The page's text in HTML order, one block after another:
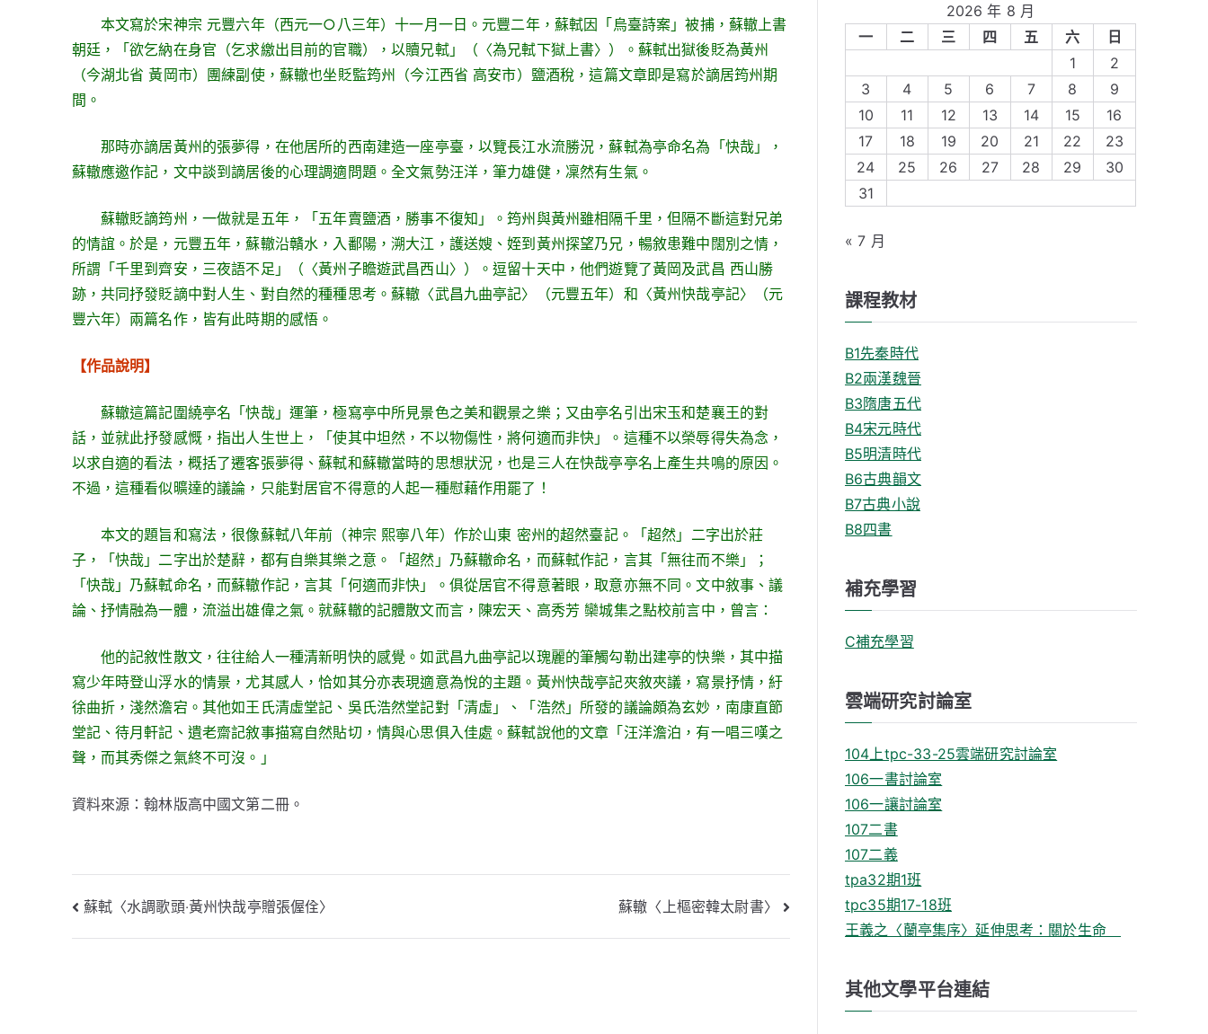
本文寫於宋神宗 元豐六年（西元一○八三年）十一月一日。元豐二年，蘇軾因「烏臺詩案」被捕，蘇轍上書
朝廷，「欲乞納在身官（乞求繳出目前的官職），以贖兄軾」（〈為兄軾下獄上書〉）。蘇軾出獄後貶為黃州
（今湖北省 黃岡市）團練副使，蘇轍也坐貶監筠州（今江西省 高安市）鹽酒稅，這篇文章即是寫於謫居筠州期
間。
那時亦謫居黃州的張夢得，在他居所的西南建造一座亭臺，以覽長江水流勝況，蘇軾為亭命名為「快哉」，
蘇轍應邀作記，文中談到謫居後的心理調適問題。全文氣勢汪洋，筆力雄健，凜然有生氣。
蘇轍貶謫筠州，一做就是五年，「五年賣鹽酒，勝事不復知」。筠州與黃州雖相隔千里，但隔不斷這對兄弟
的情誼。於是，元豐五年，蘇轍沿贛水，入鄱陽，溯大江，護送嫂、姪到黃州探望乃兄，暢敘患難中闊別之情，
所謂「千里到齊安，三夜語不足」（〈黃州子瞻遊武昌西山〉）。逗留十天中，他們遊覽了黃岡及武昌 西山勝
跡，共同抒發貶謫中對人生、對自然的種種思考。蘇轍〈武昌九曲亭記〉（元豐五年）和〈黃州快哉亭記〉（元
豐六年）兩篇名作，皆有此時期的感悟。
【作品說明】
蘇轍這篇記圍繞亭名「快哉」運筆，極寫亭中所見景色之美和觀景之樂；又由亭名引出宋玉和楚襄王的對
話，並就此抒發感慨，指出人生世上，「使其中坦然，不以物傷性，將何適而非快」。這種不以榮辱得失為念，
以求自適的看法，概括了遷客張夢得、蘇軾和蘇轍當時的思想狀況，也是三人在快哉亭亭名上產生共鳴的原因。
不過，這種看似曠達的議論，只能對居官不得意的人起一種慰藉作用罷了！
本文的題旨和寫法，很像蘇軾八年前（神宗 熙寧八年）作於山東 密州的超然臺記。「超然」二字出於莊
子，「快哉」二字出於楚辭，都有自樂其樂之意。「超然」乃蘇轍命名，而蘇軾作記，言其「無往而不樂」；
「快哉」乃蘇軾命名，而蘇轍作記，言其「何適而非快」。俱從居官不得意著眼，取意亦無不同。文中敘事、議
論、抒情融為一體，流溢出雄偉之氣。就蘇轍的記體散文而言，陳宏天、高秀芳 欒城集之點校前言中，曾言：
他的記敘性散文，往往給人一種清新明快的感覺。如武昌九曲亭記以瑰麗的筆觸勾勒出建亭的快樂，其中描
寫少年時登山浮水的情景，尤其感人，恰如其分亦表現適意為悅的主題。黃州快哉亭記夾敘夾議，寫景抒情，紆
徐曲折，淺然澹宕。其他如王氏清虛堂記、吳氏浩然堂記對「清虛」、「浩然」所發的議論頗為玄妙，南康直節
堂記、待月軒記、遺老齋記敘事描寫自然貼切，情與心思俱入佳處。蘇軾說他的文章「汪洋澹泊，有一唱三嘆之
聲，而其秀傑之氣終不可沒。」
資料來源：翰林版高中國文第二冊。
文
章
蘇軾〈水調歌頭‧黃州快哉亭贈張偓佺〉 蘇轍〈上樞密韓太尉書〉
r
c
h
f
o
r
:
2026 年 8 月
一
二 三 四 五 六
日
1
2
3
4 5 6 7 8
9
10
11 12 13 14 15
16
17
18 19 20 21 22
23
24
25 26 27 28 29
30
31
« 7 月
課程教材
B1先秦時代
B2兩漢魏晉
B3隋唐五代
B4宋元時代
B5明清時代
B6古典韻文
B7古典小說
B8四書
補充學習
C補充學習
雲端研究討論室
104上tpc-33-25雲端研究討論室
106一書討論室
106一讓討論室
107二書
107二義
tpa32期1班
tpc35期17-18班
王義之〈蘭亭集序〉延伸思考：關於生命
其他文學平台連結